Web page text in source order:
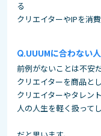
る
クリエイターやIPを消
UUUMに合わない
前例がないことは不安
クリエイターを商品と
クリエイターやタレン
人の人生を軽く扱って